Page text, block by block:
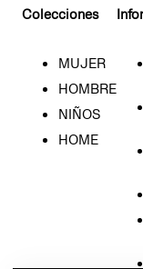
Colecciones
MUJER
HOMBRE
NIÑOS
HOME